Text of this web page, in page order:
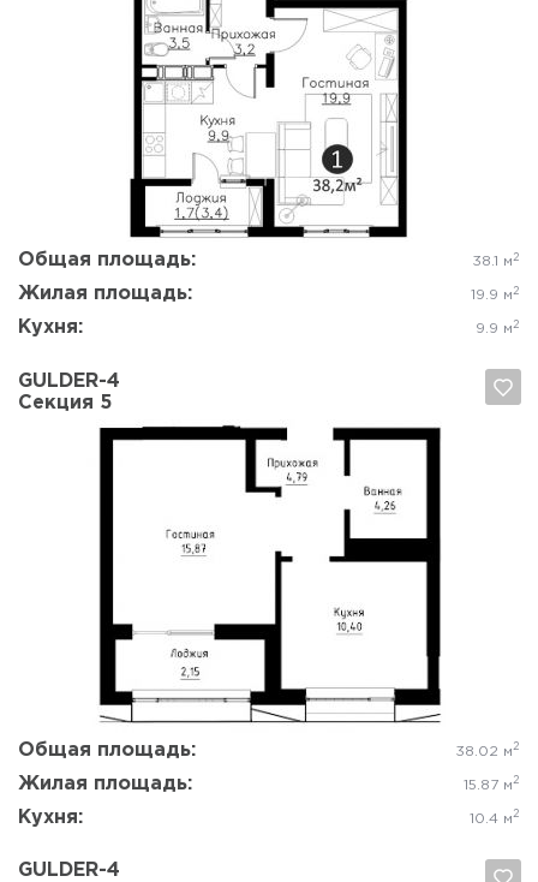
Общая площадь: 38.1 м 2
Жилая площадь: 19.9 м 2
Кухня: 9.9 м 2
Да, удалить Отмена
GULDER-4
Секция 5
Общая площадь: 38.02 м 2
Жилая площадь: 15.87 м 2
Кухня: 10.4 м 2
GULDER-4